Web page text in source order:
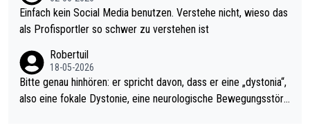
r war doch neulich erst derjenige, der über Social Media GvV p
rovoziert hat. Und Littlers Mutter schießt öfters mal gegen Ric
Einfach kein Social Media benutzen. Verstehe nicht, wieso das
als Profisportler so schwer zu verstehen ist
Robertuil
18-05-2026
Bitte genau hinhören: er spricht davon, dass er eine „dystonia“,
also eine fokale Dystonie, eine neurologische Bewegungsstöru